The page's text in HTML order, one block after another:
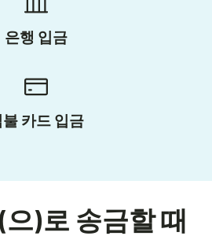
은행 입금
불 카드 입금
)로 송금할 때